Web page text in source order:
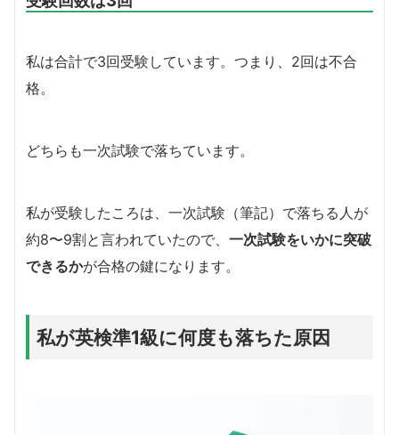
私は合計で3回受験しています。つまり、2回は不合
格。
どちらも一次試験で落ちています。
私が受験したころは、一次試験（筆記）で落ちる人が
約8〜9割と言われていたので、 一次試験をいかに突破
できるかが合格の鍵になります。
私が英検準1級に何度も落ちた原因